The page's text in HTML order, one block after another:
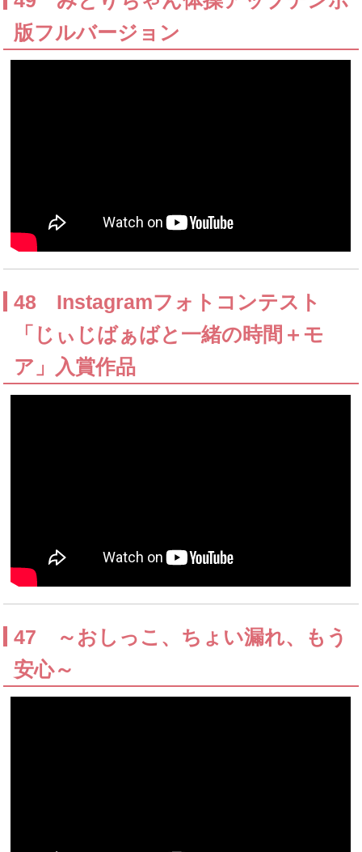
版フルバージョン
48 Instagramフォトコンテスト
「じぃじばぁばと一緒の時間＋モ
ア」入賞作品
47 ～おしっこ、ちょい漏れ、もう
安心～